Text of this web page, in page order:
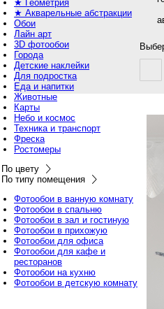
★ Геометрия
★ Акварельные абстракции
Обои
Лайн арт
3D фотообои
Города
Детские наклейки
Для подростка
Еда и напитки
Животные
Карты
Небо и космос
Техника и транспорт
Фреска
Ростомеры
По цвету
По типу помещения
Фотообои в ванную комнату
Фотообои в спальню
Фотообои в зал и гостиную
Фотообои в прихожую
Фотообои для офиса
Фотообои для кафе и
ресторанов
Фотообои на кухню
Фотообои в детскую комнату